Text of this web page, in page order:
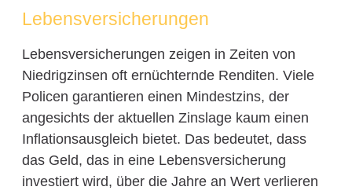
Lebensversicherungen
Lebensversicherungen zeigen in Zeiten von
Niedrigzinsen oft ernüchternde Renditen. Viele
Policen garantieren einen Mindestzins, der
angesichts der aktuellen Zinslage kaum einen
Inflationsausgleich bietet. Das bedeutet, dass
das Geld, das in eine Lebensversicherung
investiert wird, über die Jahre an Wert verlieren